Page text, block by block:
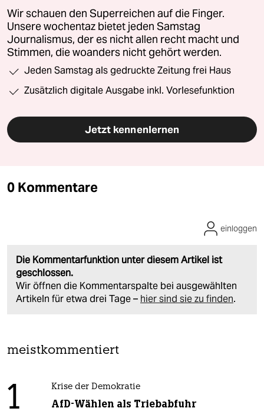
Wir schauen den Superreichen auf die Finger.
Unsere wochentaz bietet jeden Samstag
Journalismus, der es nicht allen recht macht und
Stimmen, die woanders nicht gehört werden.
Jeden Samstag als gedruckte Zeitung frei Haus
Zusätzlich digitale Ausgabe inkl. Vorlesefunktion
Jetzt kennenlernen
0 Kommentare
Die Kommentarfunktion unter diesem Artikel ist
geschlossen.
Wir öffnen die Kommentarspalte bei ausgewählten
Artikeln für etwa drei Tage – hier sind sie zu finden.
einloggen
meistkommentiert
1 Krise der Demokratie
AfD-Wählen als Triebabfuhr